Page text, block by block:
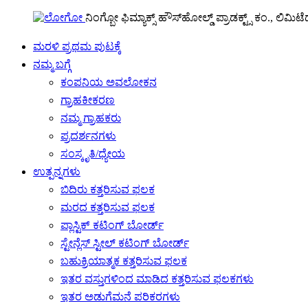
ನಿಂಗ್ಬೋ ಫಿಮ್ಯಾಕ್ಸ್ ಹೌಸ್‌ಹೋಲ್ಡ್ ಪ್ರಾಡಕ್ಟ್ಸ್ ಕಂ.,
ಮರಳಿ ಪ್ರಥಮ ಪುಟಕ್ಕೆ
ನಮ್ಮ ಬಗ್ಗೆ
ಕಂಪನಿಯ ಅವಲೋಕನ
ಗ್ರಾಹಕೀಕರಣ
ನಮ್ಮ ಗ್ರಾಹಕರು
ಪ್ರದರ್ಶನಗಳು
ಸಂಸ್ಕೃತಿ/ಧ್ಯೇಯ
ಉತ್ಪನ್ನಗಳು
ಬಿದಿರು ಕತ್ತರಿಸುವ ಫಲಕ
ಮರದ ಕತ್ತರಿಸುವ ಫಲಕ
ಪ್ಲಾಸ್ಟಿಕ್ ಕಟಿಂಗ್ ಬೋರ್ಡ್
ಸ್ಟೇನ್ಲೆಸ್ ಸ್ಟೀಲ್ ಕಟಿಂಗ್ ಬೋರ್ಡ್
ಬಹುಕ್ರಿಯಾತ್ಮಕ ಕತ್ತರಿಸುವ ಫಲಕ
ಇತರ ವಸ್ತುಗಳಿಂದ ಮಾಡಿದ ಕತ್ತರಿಸುವ ಫಲಕಗಳು
ಇತರ ಅಡುಗೆಮನೆ ಪರಿಕರಗಳು